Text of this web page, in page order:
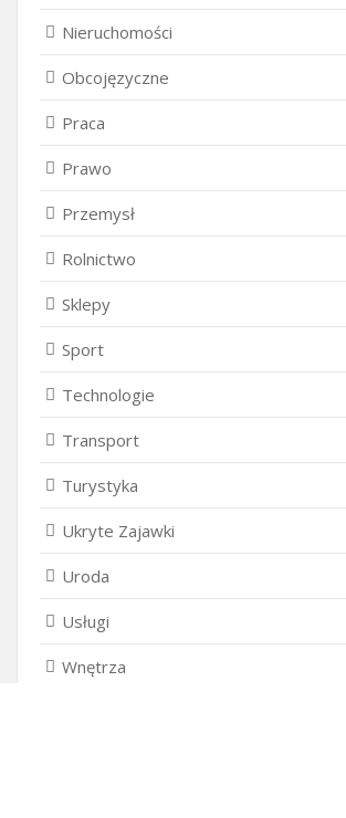
Nieruchomości
Obcojęzyczne
Praca
Prawo
Przemysł
Rolnictwo
Sklepy
Sport
Technologie
Transport
Turystyka
Ukryte Zajawki
Uroda
Usługi
Wnętrza